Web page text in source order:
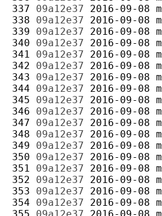
337 09a12e37 2016-09-08
338 09a12e37 2016-09-08
339 09a12e37 2016-09-08
340 09a12e37 2016-09-08
341 09a12e37 2016-09-08
342 09a12e37 2016-09-08
343 09a12e37 2016-09-08
344 09a12e37 2016-09-08
345 09a12e37 2016-09-08
346 09a12e37 2016-09-08
347 09a12e37 2016-09-08
348 09a12e37 2016-09-08
349 09a12e37 2016-09-08
350 09a12e37 2016-09-08
351 09a12e37 2016-09-08
352 09a12e37 2016-09-08
353 09a12e37 2016-09-08
354 09a12e37 2016-09-08